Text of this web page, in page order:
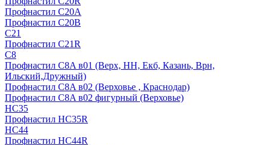
Профнастил С20А
Профнастил С20В
C21
Профнастил С21R
C8
Профнастил С8A в01 (Верх, НН, Екб, Казань, Врн,
Ильский,Дружный)
Профнастил С8A в02 (Верховье , Краснодар)
Профнастил С8A в02 фигурный (Верховье)
HС35
Профнастил HC35R
НС44
Профнастил НС44R